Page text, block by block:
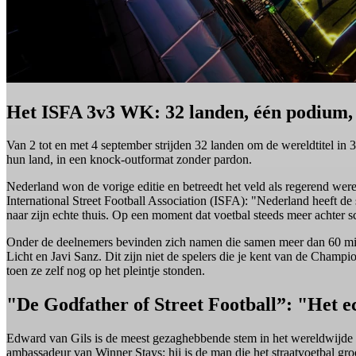
Het ISFA 3v3 WK: 32 landen, één
Van 2 tot en met 4 september strijden 32 landen om de wereldtitel in
hun land, in een knock-outformat zonder pardon.
Nederland won de vorige editie en betreedt het veld als regerend
International Street Football Association (ISFA): "Nederland heeft
naar zijn echte thuis. Op een moment dat voetbal steeds meer
Onder de deelnemers bevinden zich namen die samen meer dan
Licht en Javi Sanz. Dit zijn niet de spelers die je kent van de
toen ze zelf nog op het pleintje stonden.
"De Godfather of Street Football”: "Het
Edward van Gils is de meest gezaghebbende stem in het
ambassadeur van Winner Stays: hij is de man die het straatvoetbal